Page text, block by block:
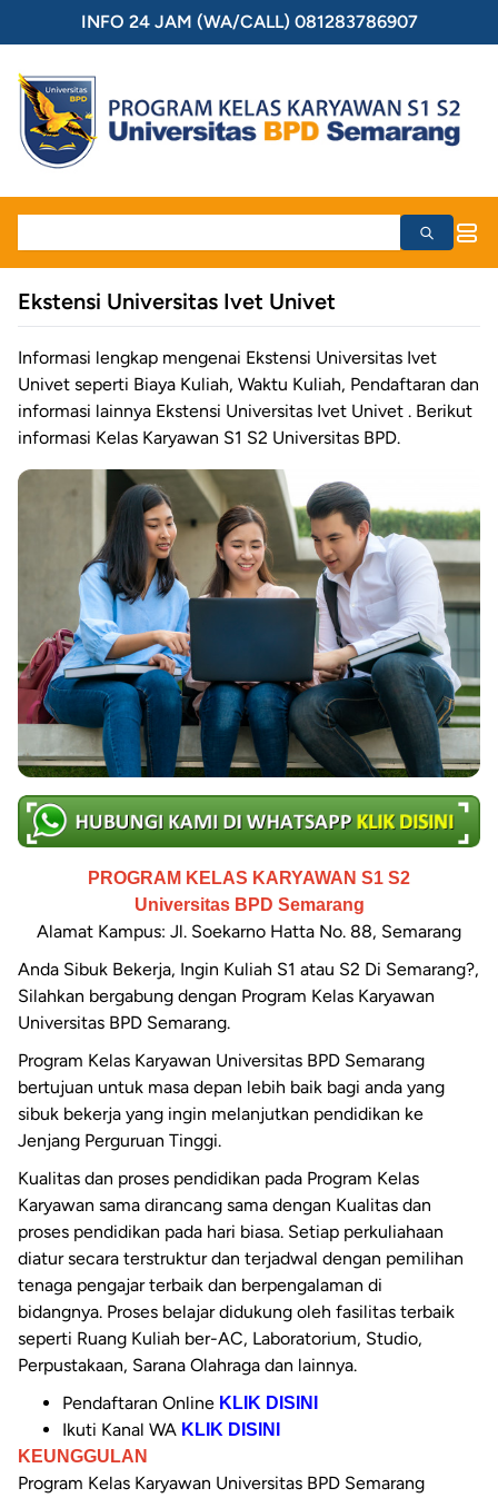
INFO 24 JAM (WA/CALL) 081283786907
Ekstensi Universitas Ivet Univet
Informasi lengkap mengenai Ekstensi Universitas Ivet
Univet seperti Biaya Kuliah, Waktu Kuliah, Pendaftaran dan
informasi lainnya Ekstensi Universitas Ivet Univet . Berikut
informasi Kelas Karyawan S1 S2 Universitas BPD.
PROGRAM KELAS KARYAWAN S1 S2
Universitas BPD Semarang
Alamat Kampus: Jl. Soekarno Hatta No. 88, Semarang
Anda Sibuk Bekerja, Ingin Kuliah S1 atau S2 Di Semarang?,
Silahkan bergabung dengan Program Kelas Karyawan
Universitas BPD Semarang.
Program Kelas Karyawan Universitas BPD Semarang
bertujuan untuk masa depan lebih baik bagi anda yang
sibuk bekerja yang ingin melanjutkan pendidikan ke
Jenjang Perguruan Tinggi.
Kualitas dan proses pendidikan pada Program Kelas
Karyawan sama dirancang sama dengan Kualitas dan
proses pendidikan pada hari biasa. Setiap perkuliahaan
diatur secara terstruktur dan terjadwal dengan pemilihan
tenaga pengajar terbaik dan berpengalaman di
bidangnya. Proses belajar didukung oleh fasilitas terbaik
seperti Ruang Kuliah ber-AC, Laboratorium, Studio,
Perpustakaan, Sarana Olahraga dan lainnya.
Pendaftaran Online KLIK DISINI
Ikuti Kanal WA KLIK DISINI
KEUNGGULAN
Program Kelas Karyawan Universitas BPD Semarang